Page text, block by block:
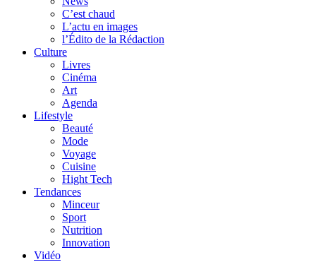
C’est chaud
L’actu en images
l’Édito de la Rédaction
Culture
Livres
Cinéma
Art
Agenda
Lifestyle
Beauté
Mode
Voyage
Cuisine
Hight Tech
Tendances
Minceur
Sport
Nutrition
Innovation
Vidéo